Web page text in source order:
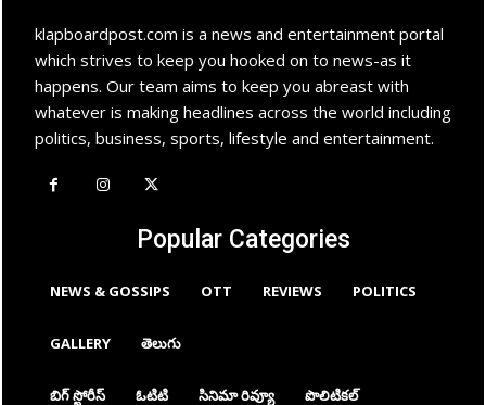
klapboardpost.com is a news and entertainment portal
which strives to keep you hooked on to news-as it
happens. Our team aims to keep you abreast with
whatever is making headlines across the world including
politics, business, sports, lifestyle and entertainment.
Popular Categories
NEWS & GOSSIPS OTT REVIEWS POLITICS
GALLERY తెలుగు
బిగ్ స్టోరీస్ ఓటిటి సినిమా రివ్యూ పొలిటికల్